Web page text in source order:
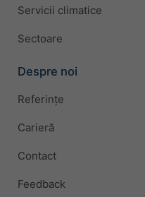
Servicii climatice
Sectoare
Despre noi
Referințe
Carieră
Contact
Feedback